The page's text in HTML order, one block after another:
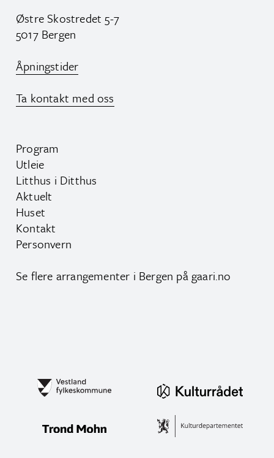
Østre Skostredet 5-7
5017 Bergen
Åpningstider
Ta kontakt med oss
Program
Utleie
Litthus i Ditthus
Aktuelt
Huset
Kontakt
Personvern
Se flere arrangementer i Bergen på gaari.no